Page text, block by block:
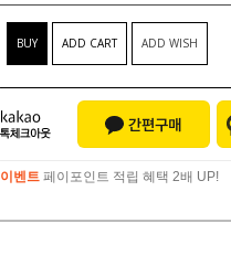
BUY ADD CART ADD WISH
이벤트 페이포인트 적립 혜택 2배 UP!